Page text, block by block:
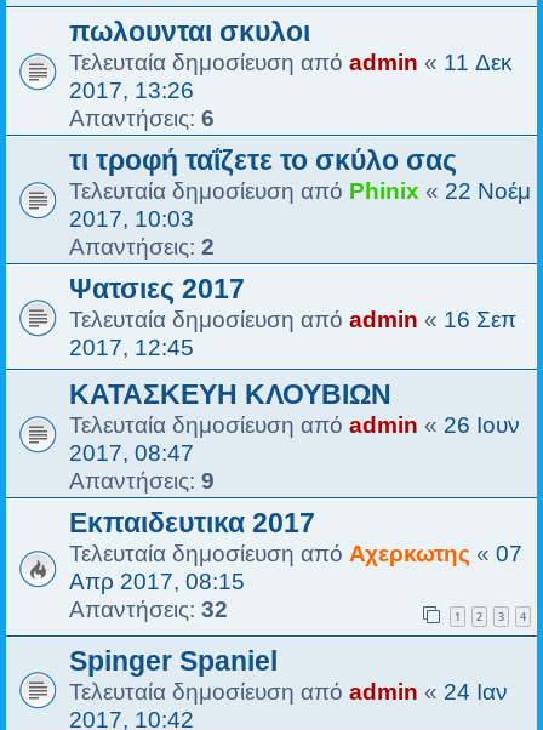
πωλουνται σκυλοι
Τελευταία δημοσίευση από admin « 11 Δεκ
2017, 13:26
Απαντήσεις: 6
τι τροφή ταΐζετε το σκύλο σας
Τελευταία δημοσίευση από Phinix « 22 Νοέμ
2017, 10:03
Απαντήσεις: 2
Ψατσιες 2017
Τελευταία δημοσίευση από admin « 16 Σεπ
2017, 12:45
ΚΑΤΑΣΚΕΥΗ ΚΛΟΥΒΙΩΝ
Τελευταία δημοσίευση από admin « 26 Ιουν
2017, 08:47
Απαντήσεις: 9
Εκπαιδευτικα 2017
Τελευταία δημοσίευση από Αχερκωτης « 07
Απρ 2017, 08:15
Απαντήσεις: 32 1 2 3 4
Spinger Spaniel
Τελευταία δημοσίευση από admin « 24 Ιαν
2017, 10:42